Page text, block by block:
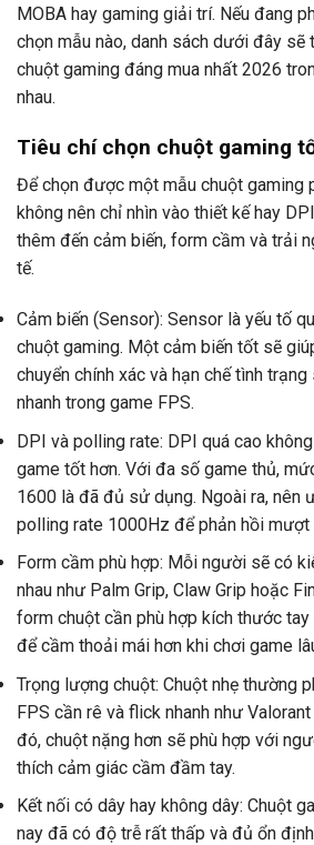
MOBA hay gaming giải trí. Nếu đang
chọn mẫu nào, danh sách dưới đây sẽ
chuột gaming đáng mua nhất 2026
nhau.
Tiêu chí chọn chuột gaming
Để chọn được một mẫu chuột gaming
không nên chỉ nhìn vào thiết kế hay
thêm đến cảm biến, form cầm và trải
tế.
Cảm biến (Sensor): Sensor là yếu tố
chuột gaming. Một cảm biến tốt sẽ
chuyển chính xác và hạn chế tình
nhanh trong game FPS.
DPI và polling rate: DPI quá cao
game tốt hơn. Với đa số game thủ,
1600 là đã đủ sử dụng. Ngoài ra, nên
polling rate 1000Hz để phản hồi mượt
Form cầm phù hợp: Mỗi người sẽ có
nhau như Palm Grip, Claw Grip hoặc
form chuột cần phù hợp kích thước
để cầm thoải mái hơn khi chơi game
Trọng lượng chuột: Chuột nhẹ thường
FPS cần rê và flick nhanh như
đó, chuột nặng hơn sẽ phù hợp với
thích cảm giác cầm đầm tay.
Kết nối có dây hay không dây: Chuột
nay đã có độ trễ rất thấp và đủ ổn